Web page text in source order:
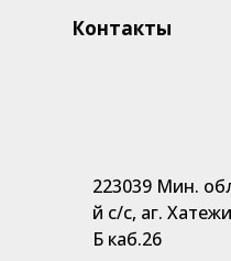
Контакты
223039 Мин.
й с/с, аг.
Б каб.26